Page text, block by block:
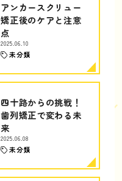
アンカースクリュー
矯正後のケアと注意
点
2025.06.10
未分類
四十路からの挑戦！
歯列矯正で変わる未
来
2025.06.08
未分類